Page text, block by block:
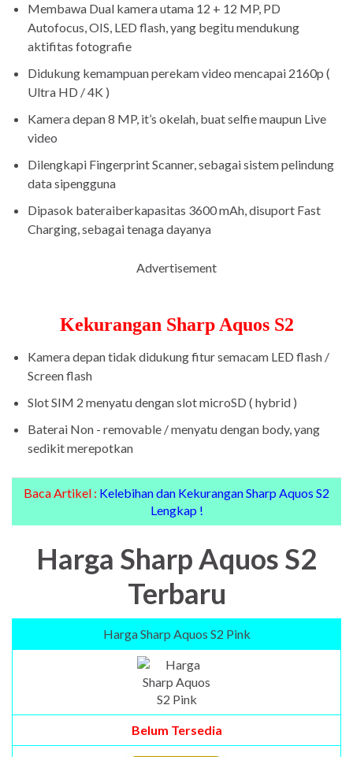
Membawa Dual kamera utama 12 + 12 MP, PD
Autofocus, OIS, LED flash, yang begitu mendukung
aktifitas fotografie
Didukung kemampuan perekam video mencapai 2160p (
Ultra HD / 4K )
Kamera depan 8 MP, it’s okelah, buat selfie maupun Live
video
Dilengkapi Fingerprint Scanner, sebagai sistem pelindung
data sipengguna
Dipasok bateraiberkapasitas 3600 mAh, disuport Fast
Charging, sebagai tenaga dayanya
Advertisement
Kekurangan Sharp Aquos S2
Kamera depan tidak didukung fitur semacam LED flash /
Screen flash
Slot SIM 2 menyatu dengan slot microSD ( hybrid )
Baterai Non - removable / menyatu dengan body, yang
sedikit merepotkan
Baca Artikel : Kelebihan dan Kekurangan Sharp Aquos S2
Lengkap !
Harga Sharp Aquos S2
Terbaru
Harga Sharp Aquos S2 Pink
Belum Tersedia